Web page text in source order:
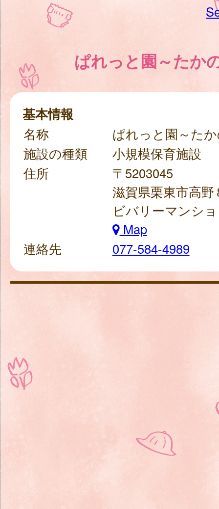
ぱれっと園～たか
基本情報
名称
ぱれっと園～た
施設の種類
小規模保育施設
住所
〒5203045
滋賀県栗東市高野
ビバリーマンシ
Map
連絡先
077-584-4989